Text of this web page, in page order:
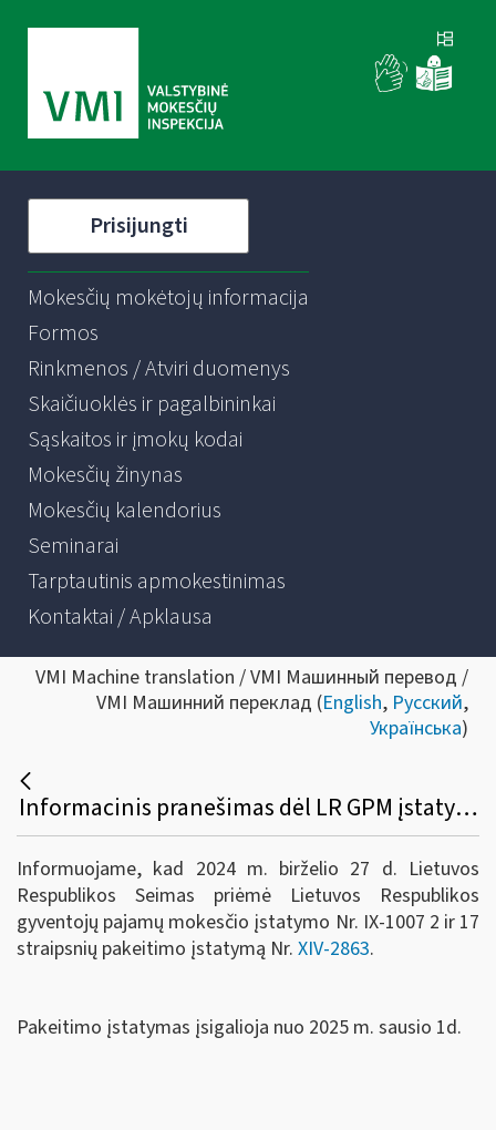
Prisijungti
Mokesčių mokėtojų informacija
Formos
Rinkmenos / Atviri duomenys
Skaičiuoklės ir pagalbininkai
Sąskaitos ir įmokų kodai
Mokesčių žinynas
Mokesčių kalendorius
Seminarai
Tarptautinis apmokestinimas
Kontaktai / Apklausa
VMI Machine translation / VMI Машинный перевод /
VMI Машинний переклад (English, Русский,
Українська)
Informacinis pranešimas dėl LR GPM įstatymo 2 ir 17 straipsnių pakeitimo įstatymo
Informuojame, kad 2024 m. birželio 27 d. Lietuvos
Respublikos Seimas priėmė Lietuvos Respublikos
gyventojų pajamų mokesčio įstatymo Nr. IX-1007 2 ir 17
straipsnių pakeitimo įstatymą Nr. XIV-2863.
Pakeitimo įstatymas įsigalioja nuo 2025 m. sausio 1d.